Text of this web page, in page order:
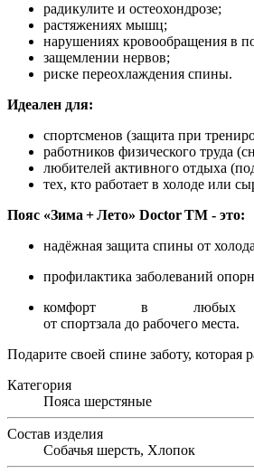
радикулите и остеохондрозе;
растяжениях мышц;
нарушениях кровообращения в
защемлении нервов;
риске переохлаждения спины.
Идеален для:
спортсменов (защита при
работников физического труда
любителей активного отдыха
тех, кто работает в холоде или
Пояс «Зима + Лето» DoctorTM - это:
надёжная защита спины от холода
профилактика заболеваний
комфорт в любых
от спортзала до рабочего места.
Подарите своей спине заботу, которая
Категория
Пояса шерстяные
Состав изделия
Собачья шерсть, Хлопок